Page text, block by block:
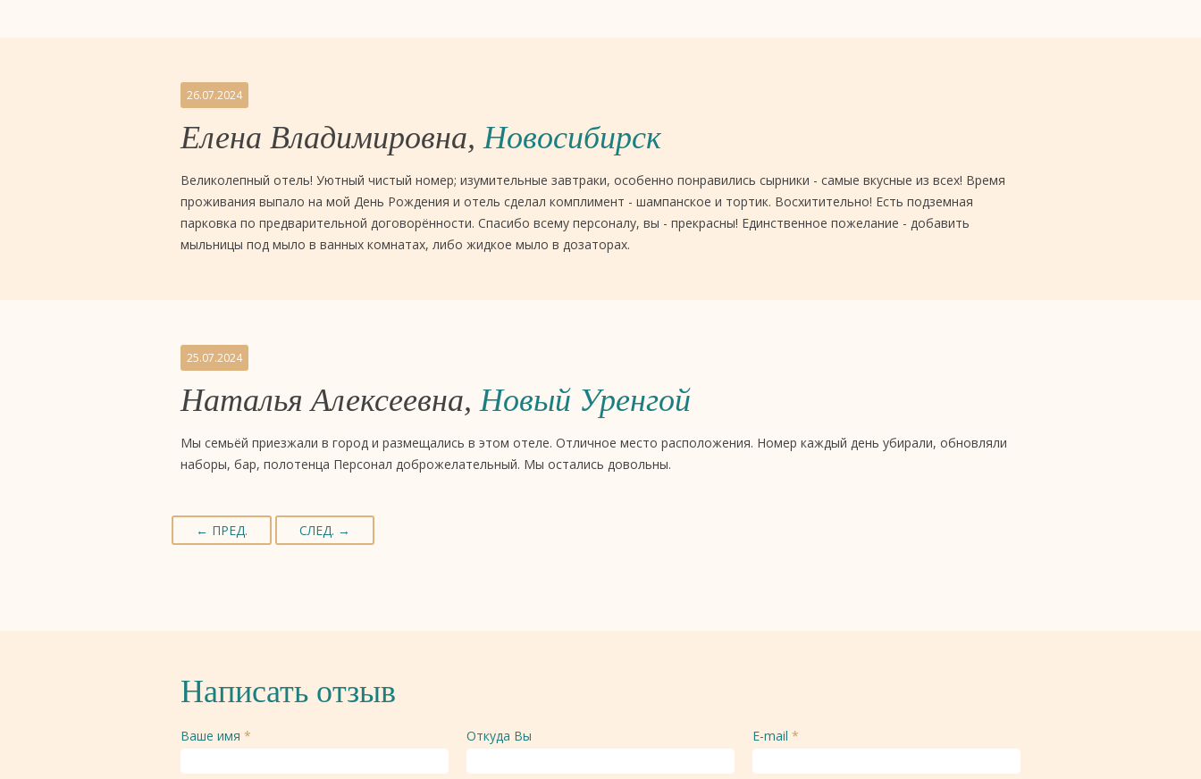
26.07.2024
Елена Владимировна,Новосибирск
Великолепный отель! Уютный чистый номер; изумительные завтраки, особенно понравились сырники - самые вкусные из всех! Время
проживания выпало на мой День Рождения и отель сделал комплимент - шампанское и тортик. Восхитительно! Есть подземная
парковка по предварительной договорённости. Спасибо всему персоналу, вы - прекрасны! Единственное пожелание - добавить
мыльницы под мыло в ванных комнатах, либо жидкое мыло в дозаторах.
25.07.2024
Наталья Алексеевна,Новый Уренгой
Мы семьёй приезжали в город и размещались в этом отеле. Отличное место расположения. Номер каждый день убирали, обновляли
наборы, бар, полотенца Персонал доброжелательный. Мы остались довольны.
← ПРЕД. СЛЕД. →
Написать отзыв
Ваше имя * Откуда Вы E-mail *